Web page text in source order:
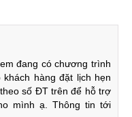
uy tín sẽ có địa chỉ rõ
cửa hàng để hỏi thêm
Y7 Pro.
hàng có chế độ bảo
thay thế, trước khi thay
nhân viên về chế độ
đang có chương trình
hàng đặt lịch hẹn
số ĐT trên để hỗ trợ
mình ạ. Thông tin tới